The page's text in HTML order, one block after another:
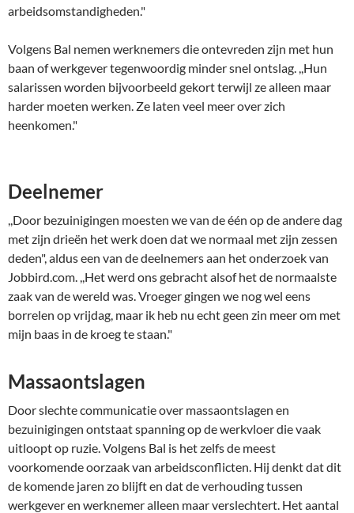
arbeidsomstandigheden."
Volgens Bal nemen werknemers die ontevreden zijn met hun
baan of werkgever tegenwoordig minder snel ontslag. ,,Hun
salarissen worden bijvoorbeeld gekort terwijl ze alleen maar
harder moeten werken. Ze laten veel meer over zich
heenkomen."
Deelnemer
,,Door bezuinigingen moesten we van de één op de andere dag
met zijn drieën het werk doen dat we normaal met zijn zessen
deden", aldus een van de deelnemers aan het onderzoek van
Jobbird.com. ,,Het werd ons gebracht alsof het de normaalste
zaak van de wereld was. Vroeger gingen we nog wel eens
borrelen op vrijdag, maar ik heb nu echt geen zin meer om met
mijn baas in de kroeg te staan."
Massaontslagen
Door slechte communicatie over massaontslagen en
bezuinigingen ontstaat spanning op de werkvloer die vaak
uitloopt op ruzie. Volgens Bal is het zelfs de meest
voorkomende oorzaak van arbeidsconflicten. Hij denkt dat dit
de komende jaren zo blijft en dat de verhouding tussen
werkgever en werknemer alleen maar verslechtert. Het aantal